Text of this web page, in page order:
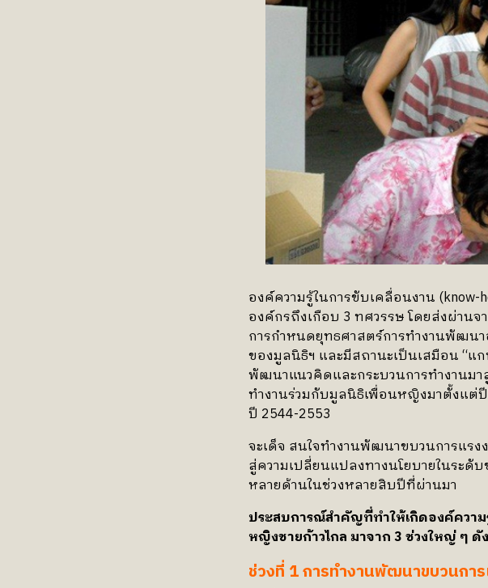
องค์ความรู้ในการขับเคลื่อนงาน
องค์กรถึงเกือบ 3 ทศวรรษ โดยส่งผ่าน
การกำหนดยุทธศาสตร์การทำงานพัฒน
ของมูลนิธิฯ และมีสถานะเป็นเสมือน “แ
พัฒนาแนวคิดและกระบวนการทำงานมา
ทำงานร่วมกับมูลนิธิเพื่อนหญิงมาตั้งแต่
ปี 2544-2553
จะเด็จ สนใจทำงานพัฒนาขบวนการแร
สู่ความเปลี่ยนแปลงทางนโยบายในระ
หลายด้านในช่วงหลายสิบปีที่ผ่านมา
ประสบการณ์สำคัญที่ทำให้เกิดองค์ควา
หญิงชายก้าวไกล มาจาก 3 ช่วงใหญ่ ๆ ดั
ช่วงที่ 1 การทำงานพัฒนาขบวนกา